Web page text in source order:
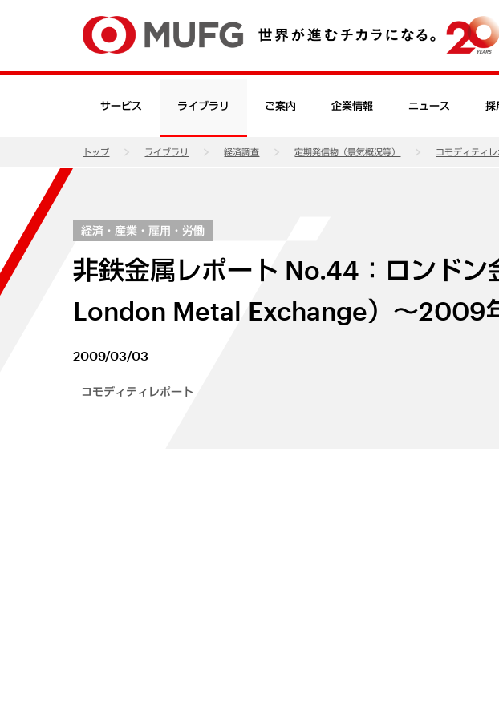
サービス ライブラリ ご案内 企業情報 ニュース 採
トップ ライブラリ 経済調査 定期発信物（景気概況等） コモディティ
経済・産業・雇用・労働
非鉄金属レポート No.44：ロンドン
London Metal Exchange）～2009
2009/03/03
コモディティレポート